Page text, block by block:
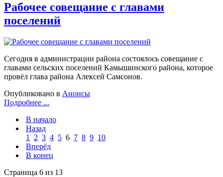
Рабочее совещание с главами
поселений
Сегодня в администрации района состоялось совещание с
главами сельских поселений Камышинского района, которое
провёл глава района Алексей Самсонов.
Опубликовано в Анонсы
Подробнее ...
В начало
Назад
1
2 3 4 5 6 7 8 9 10
Вперёд
В конец
Страница 6 из 13